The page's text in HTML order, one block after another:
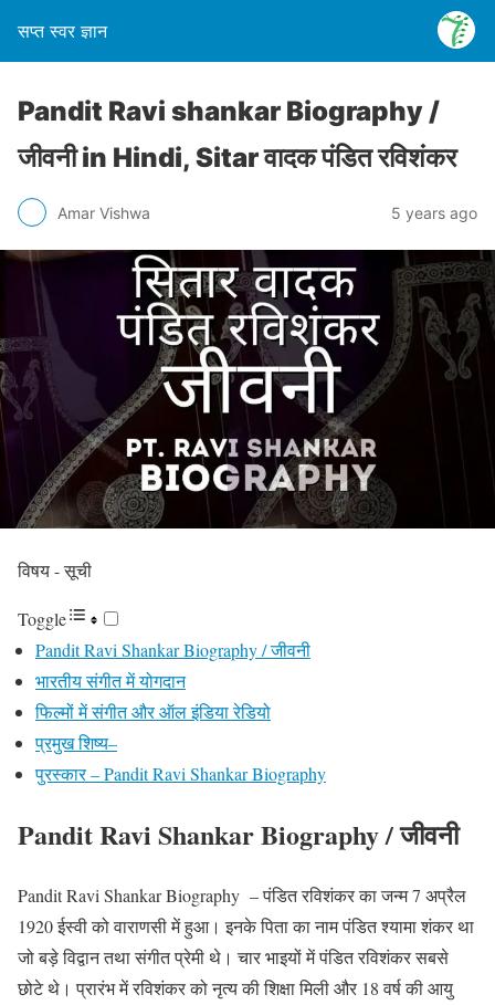
सप्त स्वर ज्ञान
Pandit Ravi shankar Biography /
जीवनी in Hindi, Sitar वादक पंडित रविशंकर
Amar Vishwa 5 years ago
विषय - सूची
Toggle
Pandit Ravi Shankar Biography / जीवनी
भारतीय संगीत में योगदान
फिल्मों में संगीत और ऑल इंडिया रेडियो
प्रमुख शिष्य–
पुरस्कार – Pandit Ravi Shankar Biography
Pandit Ravi Shankar Biography/ जीवनी
PanditRavi Shankar Biography – पंडित रविशंकर का जन्म 7 अप्रैल
1920 ईस्वी को वाराणसी में हुआ। इनके पिता का नाम पंडित श्यामा शंकर था
जो बड़े विद्वान तथा संगीत प्रेमी थे। चार भाइयों में पंडित रविशंकर सबसे
छोटे थे। प्रारंभ में रविशंकर को नृत्य की शिक्षा मिली और 18 वर्ष की आयु